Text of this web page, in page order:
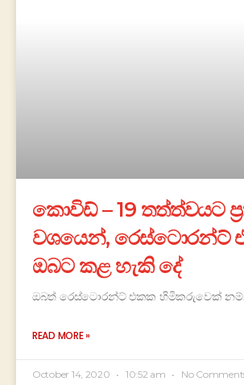
කොවිඩ් – 19 තත්ත්වයට
වශයෙන්, රෙස්ටොරන්ට්
ඔබට කළ හැකි දේ
ඔබත් රෙස්ටොරන්ට් එකක හිමිකරුවෙක්
READ MORE »
October 14, 2020 10:52 am No